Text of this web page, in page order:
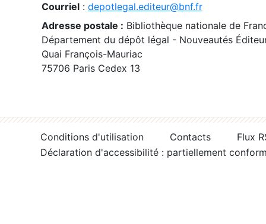
Courriel : depotlegal.editeur@bnf.fr
Adresse postale : Bibliothèque nationale de
Département du dépôt légal - Nouveautés
Quai François-Mauriac
75706 Paris Cedex 13
Conditions d'utilisation Contacts
Flux
Déclaration d'accessibilité : partiellement